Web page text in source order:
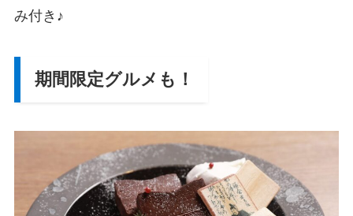
み付き♪
期間限定グルメも！